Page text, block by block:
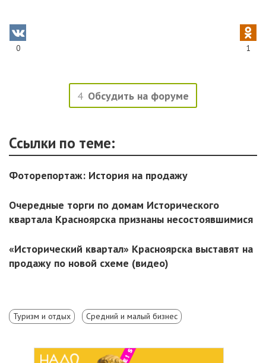
0 1
4 Обсудить на форуме
Ссылки по теме:
Фоторепортаж: История на продажу
Очередные торги по домам Исторического
квартала Красноярска признаны несостоявшимися
«Исторический квартал» Красноярска выставят на
продажу по новой схеме (видео)
Туризм и отдых Средний и малый бизнес